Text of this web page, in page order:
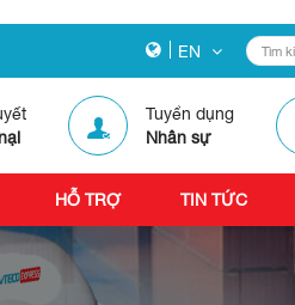
EN
Tuyển dụng
Nhân sự
HỖ TRỢ TIN TỨC